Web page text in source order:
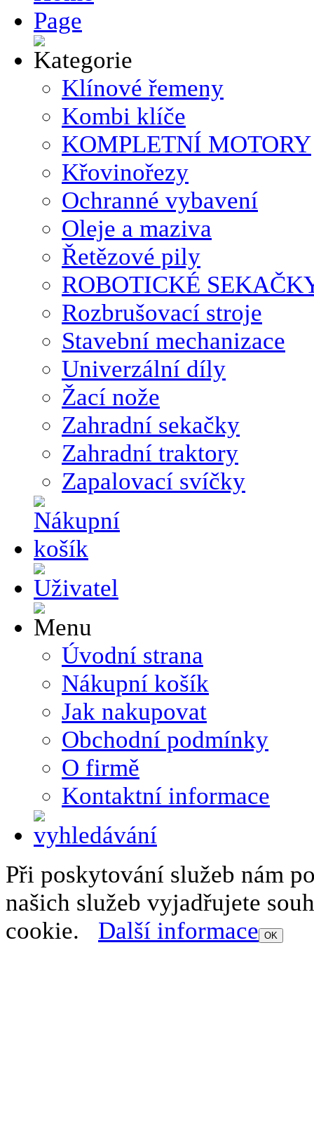
Klínové řemeny
Kombi klíče
KOMPLETNÍ MOTORY
Křovinořezy
Ochranné vybavení
Oleje a maziva
Řetězové pily
ROBOTICKÉ
Rozbrušovací stroje
Stavební mechanizace
Univerzální díly
Žací nože
Zahradní sekačky
Zahradní traktory
Zapalovací svíčky
Úvodní strana
Nákupní košík
Jak nakupovat
Obchodní podmínky
O firmě
Kontaktní informace
Při poskytování služeb nám
našich služeb vyjadřujete
cookie. Další informace